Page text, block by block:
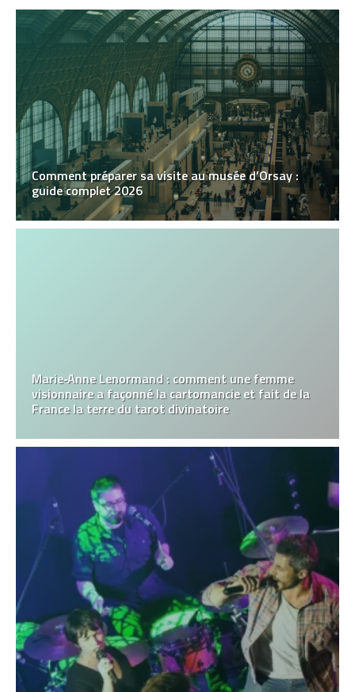
Comment préparer sa visite au musée d’Orsay :
guide complet 2026
Marie‑Anne Lenormand : comment une femme
visionnaire a façonné la cartomancie et fait de la
France la terre du tarot divinatoire